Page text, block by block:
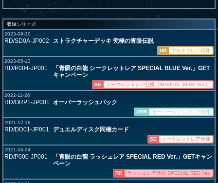
収録シリーズ
2023-09-30
RD/SD0A-JP002 ストラクチャーデッキ 究極の青眼伝説
UR
ウルトラレア仕様
2023-05-13
RD/P004-JP001
「青眼の白龍 シークレットレア SPECIAL BLUE Ver.」GET
キャンペーン
SE
シークレットレア仕様（SPECIAL BLUE Ver.）
2022-11-26
RD/ORP1-JP001 オーバーラッシュパック
ORR
オーバーラッシュレア仕様
2021-12-18
RD/DD01-JP001 デュエルディスク同梱カード
SE
シークレットレア仕様
2021-04-24
RD/P000-JP001
「青眼の白龍 ラッシュレア SPECIAL RED Ver.」GETキャン
ペーン
RR
ラッシュレア仕様 SPECIAL RED Ver.